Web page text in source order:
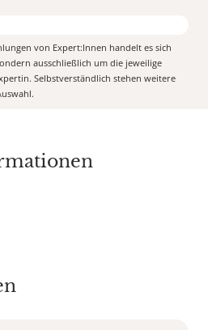
von Expert:Innen handelt es sich
ausschließlich um die jeweilige
Selbstverständlich stehen weitere